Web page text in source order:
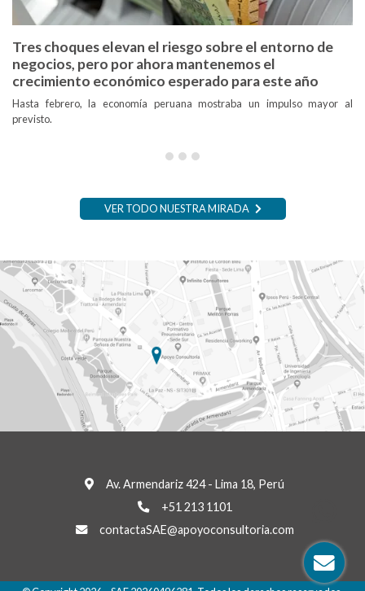
Tres choques elevan el riesgo sobre el entorno de
negocios, pero por ahora mantenemos el
crecimiento económico esperado para este año
Hasta febrero, la economía peruana mostraba un impulso mayor al
previsto.
VER TODO NUESTRA MIRADA
Av. Armendariz 424 - Lima 18, Perú
+51 213 1101
contactaSAE@apoyoconsultoria.com